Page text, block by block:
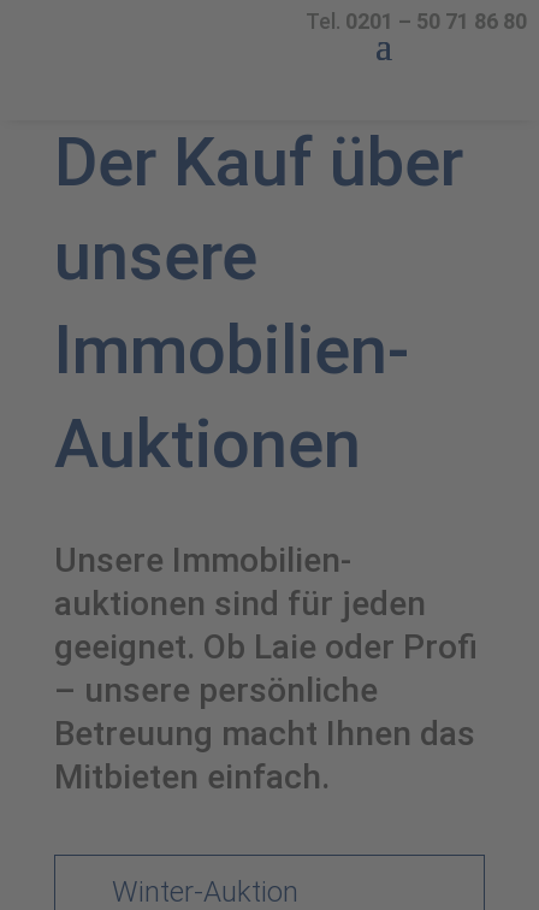
Tel. 0201 – 50 71 86 80
Der Kauf über
unsere
Immobilien-
Auktionen
Unsere Immobilien­
auktionen sind für jeden
geeignet. Ob Laie oder Profi
– unsere persönliche
Betreuung macht Ihnen das
Mitbieten einfach.
Winter-Auktion